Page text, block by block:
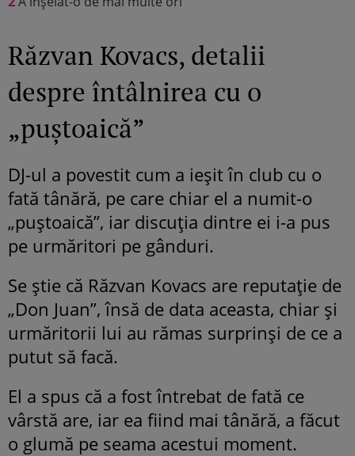
Răzvan Kovacs, detalii
despre întâlnirea cu o
„puștoaică”
DJ-ul a povestit cum a ieșit în club cu o
fată tânără, pe care chiar el a numit-o
„puștoaică”, iar discuția dintre ei i-a pus
pe urmăritori pe gânduri.
Se știe că Răzvan Kovacs are reputație de
„Don Juan”, însă de data aceasta, chiar și
urmăritorii lui au rămas surprinși de ce a
putut să facă.
El a spus că a fost întrebat de fată ce
vârstă are, iar ea fiind mai tânără, a făcut
o glumă pe seama acestui moment.